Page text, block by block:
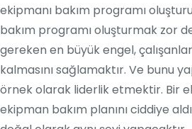
ekipmanı bakım programı
bakım programı oluşturmak zor
gereken en büyük engel,
kalmasını sağlamaktır. Ve bunu
örnek olarak liderlik etmektir. Bir
ekipman bakım planını ciddiye